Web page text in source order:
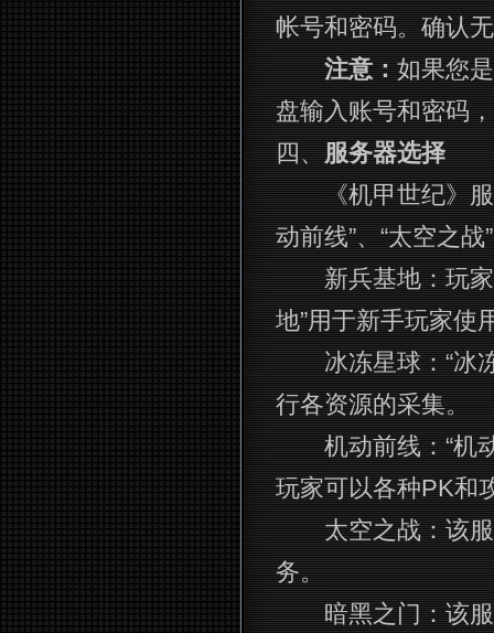
帐号和密码。确认
注意：如果您
盘输入账号和密码
四、服务器选择
《机甲世纪》服务
动前线”、“太空之战
新兵基地：玩家只
地”用于新手玩家使
冰冻星球：“冰冻
行各资源的采集。
机动前线：“机动
玩家可以各种PK和
太空之战：该服务
务。
暗黑之门：该服务